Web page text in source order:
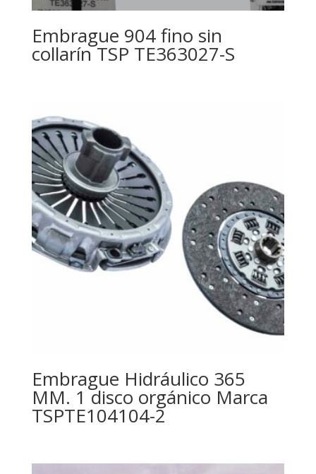
Embrague 904 fino sin
collarín TSP TE363027-S
Embrague Hidráulico 365
MM. 1 disco orgánico Marca
TSPTE104104-2